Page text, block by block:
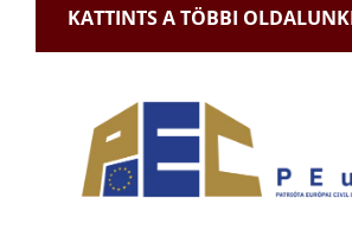
KATTINTS A TÖBBI